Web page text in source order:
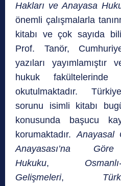
Hakları ve Anayasa
önemli çalışmalarla
kitabı ve çok sayıda
Prof. Tanör,
yazıları
hukuk
okutulmaktadır.
sorunu isimli kitabı
konusunda başucu
korumaktadır.Anayasal
Anayasası’na
Hukuku,
Gelişmeleri,